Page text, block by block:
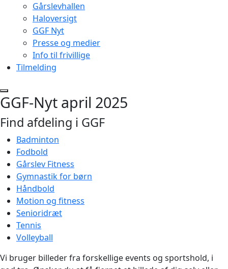
Gårslevhallen
Haloversigt
GGF Nyt
Presse og medier
Info til frivillige
Tilmelding
GGF-Nyt april 2025
Find afdeling i GGF
Badminton
Fodbold
Gårslev Fitness
Gymnastik for børn
Håndbold
Motion og fitness
Senioridræt
Tennis
Volleyball
Vi bruger billeder fra forskellige events og sportshold, i